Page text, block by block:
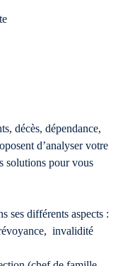
décès, dépendance,
d’analyser votre
solutions pour vous
ses différents aspects :
invalidité